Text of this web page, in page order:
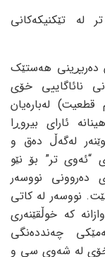
له‌ تێکنیکه‌کانی
ده‌ربڕینی هه‌ستێک
نائاگاییی خۆی
له‌باره‌یان
ئارای بیروڕا
له‌گه‌ڵ ده‌ق و
“ئه‌وی تر” بۆ نێو
ده‌روونی نووسه‌ر
نووسه‌ر له‌ کاتی
که‌ خوڵقێنه‌ری
چه‌ندده‌نگی
خۆی له‌ شه‌وی سی و